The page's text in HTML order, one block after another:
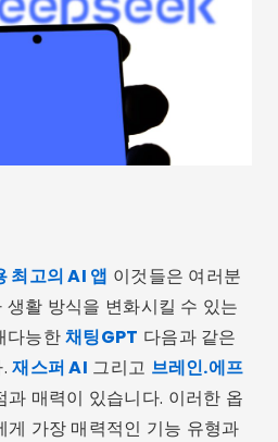
최고의 AI 앱 이것들은 여러분
생활 방식을 변화시킬 수 있는
다능한채팅GPT 다음과 같은
.재스퍼 AI 그리고 브레인.에프
매력이 있습니다. 이러한 옵
게 가장 매력적인 기능 유형과